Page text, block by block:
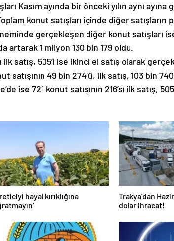
Kasım ayında bir önceki yılın aynı ayına
konut satışları içinde diğer satışların
gerçekleşen diğer konut satışları
artarak 1 milyon 130 bin 179 oldu.
ilk satış, 505’i ise ikinci el satış olarak
satışının 49 bin 274’ü, ilk satış, 103 bin
ise 721 konut satışının 216’sı ilk satış,
hayal kırıklığına
Trakya’dan
dolar ihracat!